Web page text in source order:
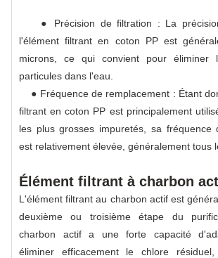
● Précision de filtration : La
l'élément filtrant en coton PP est
microns, ce qui convient pour éliminer
particules dans l'eau.
● Fréquence de remplacement : Étant
filtrant en coton PP est principalement
les plus grosses impuretés, sa fréquence
est relativement élevée, généralement tous
Élément filtrant à charbon
L'élément filtrant au charbon actif est
deuxième ou troisième étape du
charbon actif a une forte capacité
éliminer efficacement le chlore